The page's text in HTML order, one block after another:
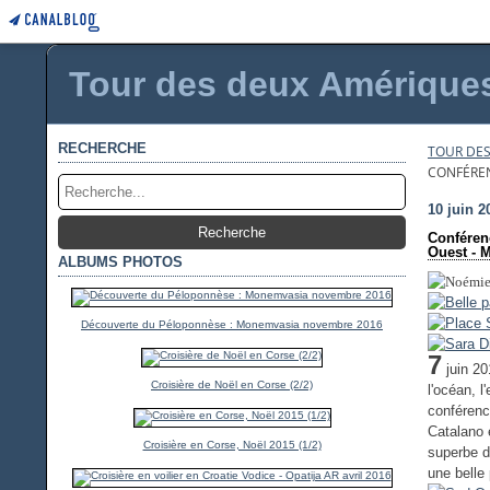
Tour des deux
RECHERCHE
ALBUMS PHOTOS
Découverte du Péloponnèse : Monemvasia novembre 2016
Croisière de Noël en Corse (2/2)
Croisière en Corse, Noël 2015 (1/2)
TOUR
10 juin
Ouest -
7 juin
l'océan,
Catalano
superbe
une belle